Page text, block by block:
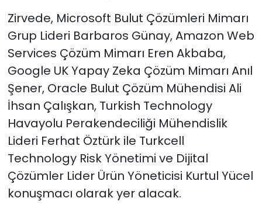
Zirvede, Microsoft Bulut Çözümleri Mimarı
Grup Lideri Barbaros Günay, Amazon Web
Services Çözüm Mimarı Eren Akbaba,
Google UK Yapay Zeka Çözüm Mimarı Anıl
Şener, Oracle Bulut Çözüm Mühendisi Ali
İhsan Çalışkan, Turkish Technology
Havayolu Perakendeciliği Mühendislik
Lideri Ferhat Öztürk ile Turkcell
Technology Risk Yönetimi ve Dijital
Çözümler Lider Ürün Yöneticisi Kurtul Yücel
konuşmacı olarak yer alacak.